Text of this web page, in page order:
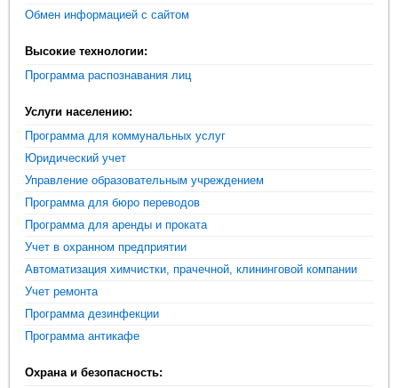
Обмен информацией с сайтом
Высокие технологии:
Программа распознавания лиц
Услуги населению:
Программа для коммунальных услуг
Юридический учет
Управление образовательным учреждением
Программа для бюро переводов
Программа для аренды и проката
Учет в охранном предприятии
Автоматизация химчистки, прачечной, клининговой компании
Учет ремонта
Программа дезинфекции
Программа антикафе
Охрана и безопасность: